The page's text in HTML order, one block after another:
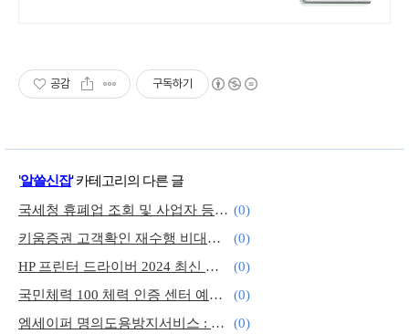
공감 구독하기
'알쓸신잡' 카테고리의 다른 글
국세청 휴폐업 조회 및 사업자 등록 번호 찾기 손쉽고 빠르게 (0)
키움증권 고객확인 재수행 비대면 본인인증 손쉽고 빠르게
(0)
HP 프린터 드라이버 2024 최신 설치 방법 완벽 정리
(0)
국민체력 100 체력 인증 센터 예약하고 상품권 받는 꿀팁
(0)
엠세이퍼 명의도용방지서비스 : 개인정보 손쉽고 완벽하게 보호해요.
(0)